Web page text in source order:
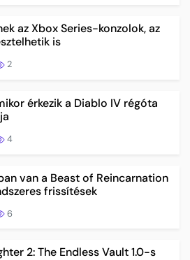
az Xbox Series-konzolok, az
is
2
érkezik a Diablo IV régóta
4
van a Beast of Reincarnation
frissítések
6
2: The Endless Vault 1.0-s